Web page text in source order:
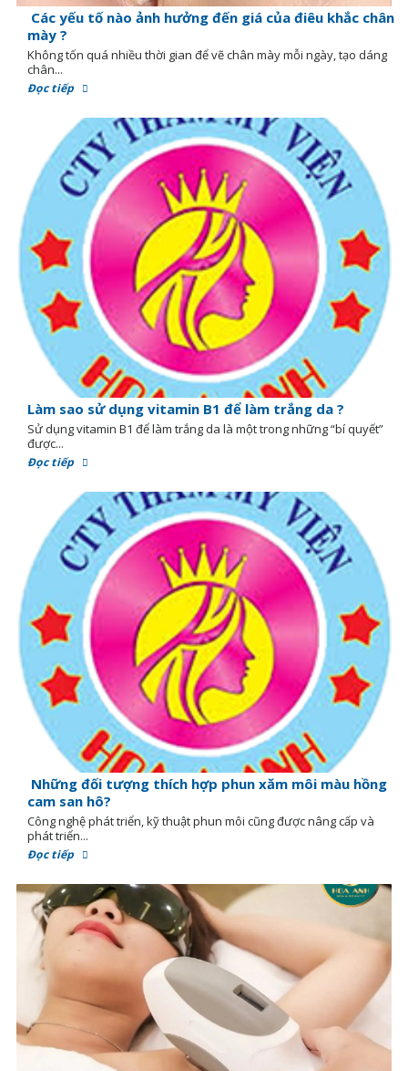
Các yếu tố nào ảnh hưởng đến giá của điêu khắc chân
mày ?
Không tốn quá nhiều thời gian để vẽ chân mày mỗi ngày, tạo dáng
chân...
Đọc tiếp
Làm sao sử dụng vitamin B1 để làm trắng da ?
Sử dụng vitamin B1 để làm trắng da là một trong những “bí quyết”
được...
Đọc tiếp
Những đối tượng thích hợp phun xăm môi màu hồng
cam san hô?
Công nghệ phát triển, kỹ thuật phun môi cũng được nâng cấp và
phát triển...
Đọc tiếp